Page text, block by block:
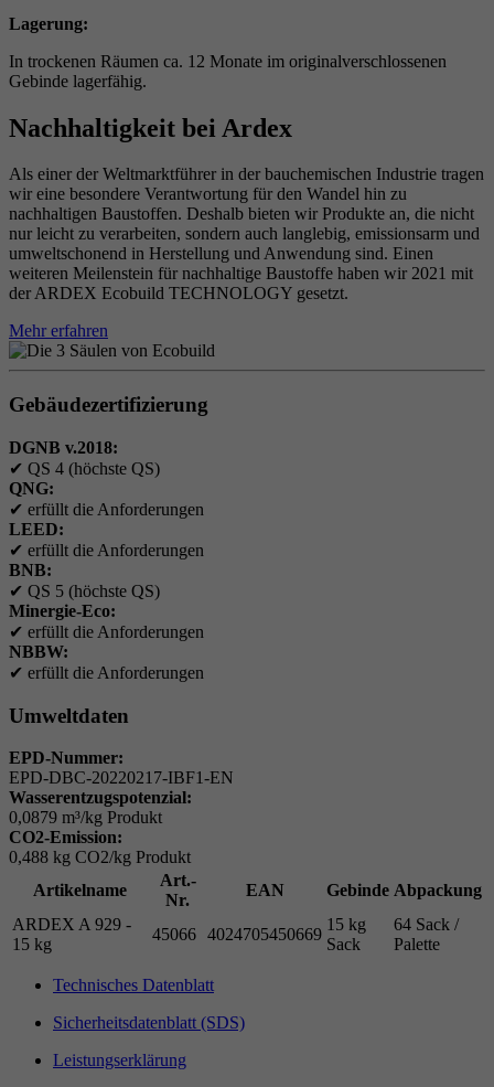
Lagerung:
In trockenen Räumen ca. 12 Monate im originalverschlossenen
Gebinde lagerfähig.
Nachhaltigkeit bei Ardex
Als einer der Weltmarktführer in der bauchemischen Industrie tragen
wir eine besondere Verantwortung für den Wandel hin zu
nachhaltigen Baustoffen. Deshalb bieten wir Produkte an, die nicht
nur leicht zu verarbeiten, sondern auch langlebig, emissionsarm und
umweltschonend in Herstellung und Anwendung sind. Einen
weiteren Meilenstein für nachhaltige Baustoffe haben wir 2021 mit
der ARDEX Ecobuild TECHNOLOGY gesetzt.
Mehr erfahren
Gebäudezertifizierung
DGNB v.2018:
✔ QS 4 (höchste QS)
QNG:
✔ erfüllt die Anforderungen
LEED:
✔ erfüllt die Anforderungen
BNB:
✔ QS 5 (höchste QS)
Minergie-Eco:
✔ erfüllt die Anforderungen
NBBW:
✔ erfüllt die Anforderungen
Umweltdaten
EPD-Nummer:
EPD-DBC-20220217-IBF1-EN
Wasserentzugspotenzial:
0,0879 m³/kg Produkt
CO2-Emission:
0,488 kg CO2/kg Produkt
Artikelname
Art.-
Nr.
EAN Gebinde Abpackung
ARDEX A 929 -
15 kg
45066 4024705450669
15 kg
Sack
64 Sack /
Palette
Technisches Datenblatt
Sicherheitsdatenblatt (SDS)
Leistungserklärung